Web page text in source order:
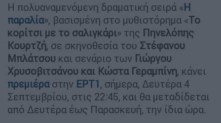
Η πολυαναμενόμενη δραματική σειρά «Η
παραλία», βασισμένη στο μυθιστόρημα «Το
κορίτσι με το σαλιγκάρι» της Πηνελόπης
Κουρτζή, σε σκηνοθεσία του Στέφανου
Μπλάτσου και σενάριο των Γιώργου
Χρυσοβιτσάνου και Κώστα Γεραμπίνη, κάνει
πρεμιέραστην ΕΡΤ1, σήμερα, Δευτέρα 4
Σεπτεμβρίου, στις 22:45, και θα μεταδίδεται
από Δευτέρα έως Παρασκευή, την ίδια ώρα.